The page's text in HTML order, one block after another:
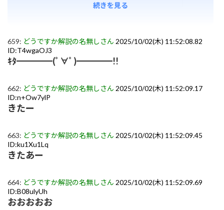
659: どうですか解説の名無しさん 2025/10/02(木) 11:52:08.82
ID:T4wgaOJ3
ｷﾀ━━━━(ﾟ∀ﾟ)━━━━!!
662: どうですか解説の名無しさん 2025/10/02(木) 11:52:09.17
ID:n+Ow7ylP
きたー
663: どうですか解説の名無しさん 2025/10/02(木) 11:52:09.45
ID:ku1Xu1Lq
きたあー
664: どうですか解説の名無しさん 2025/10/02(木) 11:52:09.69
ID:B08ulyUh
おおおおお
続きを見る